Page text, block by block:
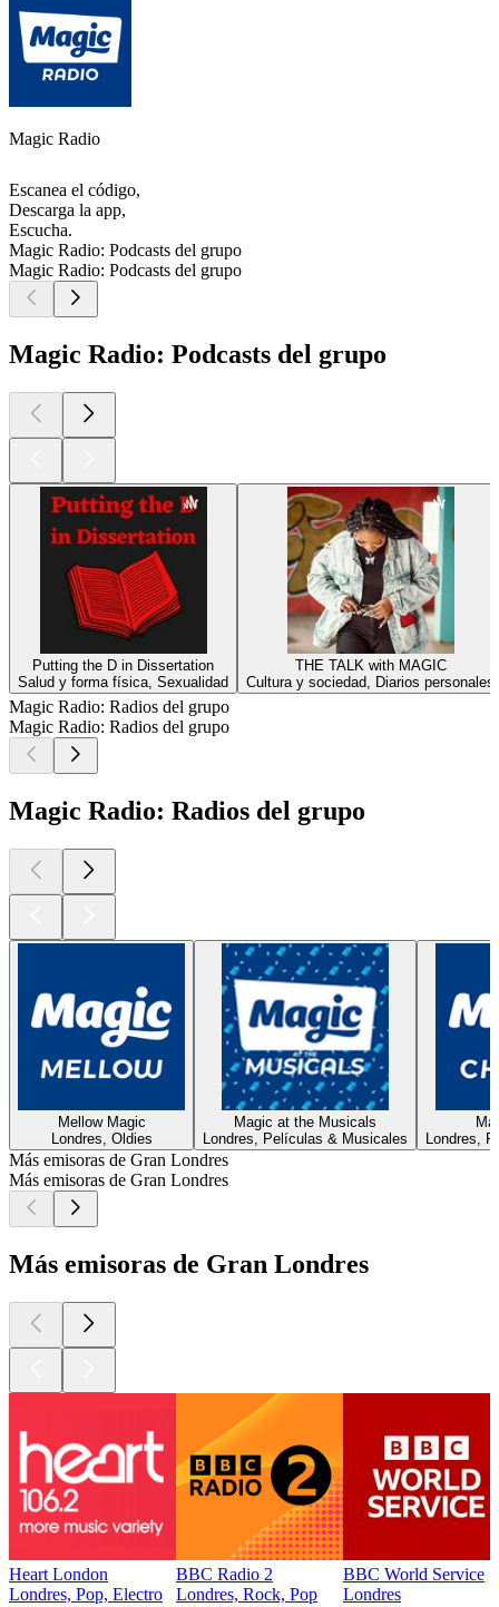
Magic Radio
Escanea el código,
Descarga la app,
Escucha.
Magic Radio: Podcasts del grupo
Magic Radio: Podcasts del grupo
Magic Radio: Podcasts del grupo
Putting the D in Dissertation
Salud y forma física, Sexualidad
THE TALK with MAGIC
Cultura y sociedad, Diarios personales
Magic Radio: Radios del grupo
Magic Radio: Radios del grupo
Magic Radio: Radios del grupo
Mellow Magic
Londres, Oldies
Magic at the Musicals
Londres, Películas & Musicales
Londres,
Más emisoras de Gran Londres
Más emisoras de Gran Londres
Más emisoras de Gran Londres
Heart London
Londres, Pop, Electro
BBC Radio 2
Londres, Rock, Pop
BBC World Service
Londres